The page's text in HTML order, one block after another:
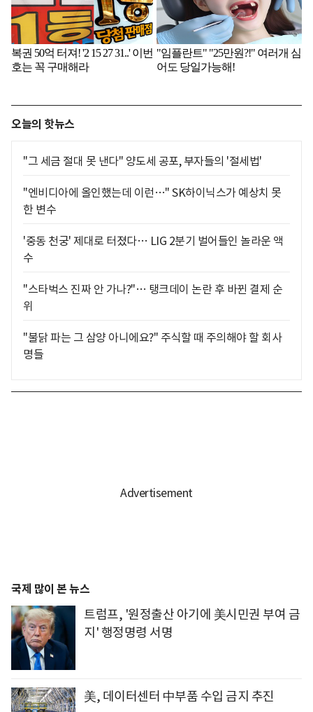
오늘의 핫뉴스
"그 세금 절대 못 낸다" 양도세 공포, 부자들의 '절세법'
"엔비디아에 올인했는데 이런…" SK하이닉스가 예상치 못
한 변수
'중동 천궁' 제대로 터졌다… LIG 2분기 벌어들인 놀라운 액
수
"스타벅스 진짜 안 가나?"… 탱크데이 논란 후 바뀐 결제 순
위
"불닭 파는 그 삼양 아니에요?" 주식할 때 주의해야 할 회사
명들
국제 많이 본 뉴스
트럼프, '원정출산 아기에 美시민권 부여 금
지' 행정명령 서명
美, 데이터센터 中부품 수입 금지 추진